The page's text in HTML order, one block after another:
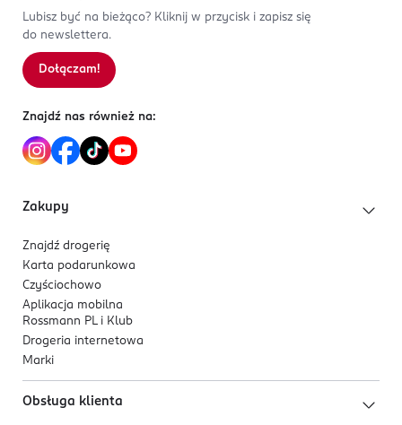
Lubisz być na bieżąco? Kliknij w przycisk i zapisz się
do newslettera.
Dołączam!
Znajdź nas również na:
Zakupy
Znajdź drogerię
Karta podarunkowa
Czyściochowo
Aplikacja mobilna
Rossmann PL i Klub
Drogeria internetowa
Marki
Obsługa klienta